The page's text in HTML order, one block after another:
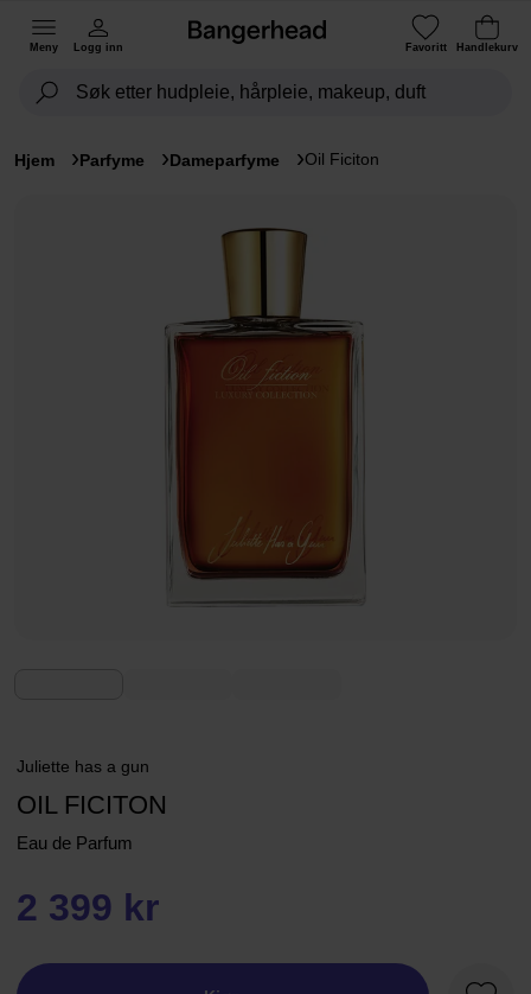
Meny Logg inn Favoritt Handlekurv
Hjem Parfyme Dameparfyme Oil Ficiton
Juliette has a gun
OIL FICITON
Eau de Parfum
2 399 kr